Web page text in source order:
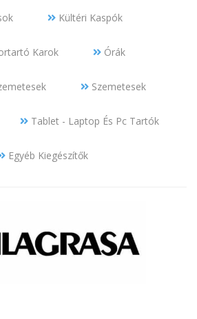
Kültéri Kaspók
Karok Órák
Szemetesek
Tablet - Laptop És Pc Tartók
Egyéb Kiegészítők